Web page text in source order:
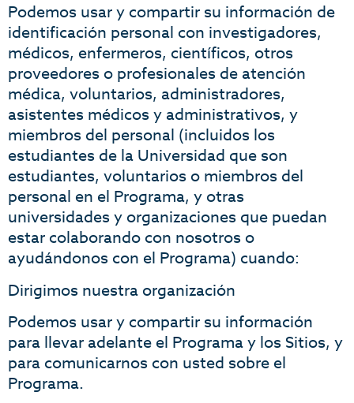
Podemos usar y compartir su información de
identificación personal con investigadores,
médicos, enfermeros, científicos, otros
proveedores o profesionales de atención
médica, voluntarios, administradores,
asistentes médicos y administrativos, y
miembros del personal (incluidos los
estudiantes de la Universidad que son
estudiantes, voluntarios o miembros del
personal en el Programa, y otras
universidades y organizaciones que puedan
estar colaborando con nosotros o
ayudándonos con el Programa) cuando:
Dirigimos nuestra organización
Podemos usar y compartir su información
para llevar adelante el Programa y los Sitios, y
para comunicarnos con usted sobre el
Programa.